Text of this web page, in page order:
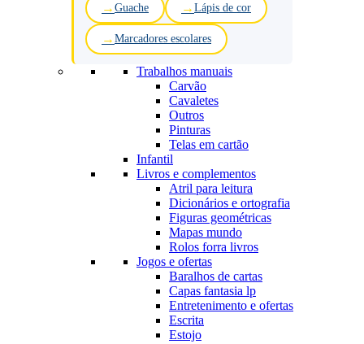
Guache Lápis de cor
Marcadores escolares
Trabalhos manuais
Carvão
Cavaletes
Outros
Pinturas
Telas em cartão
Infantil
Livros e complementos
Atril para leitura
Dicionários e ortografia
Figuras geométricas
Mapas mundo
Rolos forra livros
Jogos e ofertas
Baralhos de cartas
Capas fantasia lp
Entretenimento e ofertas
Escrita
Estojo